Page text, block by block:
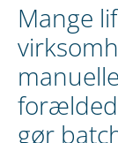
Mange
gør